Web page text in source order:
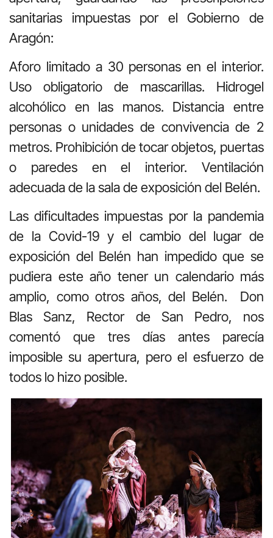
sanitarias impuestas por el Gobierno de
Aragón:
Aforo limitado a 30 personas en el interior.
Uso obligatorio de mascarillas. Hidrogel
alcohólico en las manos. Distancia entre
personas o unidades de convivencia de 2
metros. Prohibición de tocar objetos, puertas
o paredes en el interior. Ventilación
adecuada de la sala de exposición del Belén.
Las dificultades impuestas por la pandemia
de la Covid-19 y el cambio del lugar de
exposición del Belén han impedido que se
pudiera este año tener un calendario más
amplio, como otros años, del Belén. Don
Blas Sanz, Rector de San Pedro, nos
comentó que tres días antes parecía
imposible su apertura, pero el esfuerzo de
todos lo hizo posible.